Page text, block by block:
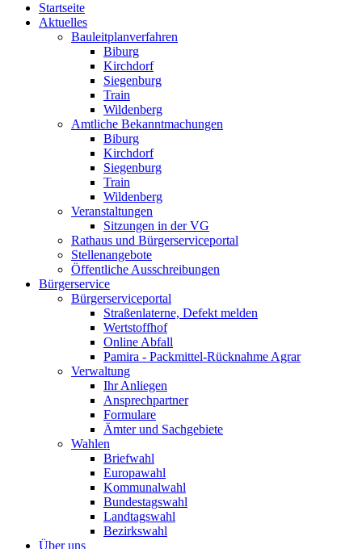
Startseite
Aktuelles
Bauleitplanverfahren
Biburg
Kirchdorf
Siegenburg
Train
Wildenberg
Amtliche Bekanntmachungen
Biburg
Kirchdorf
Siegenburg
Train
Wildenberg
Veranstaltungen
Sitzungen in der VG
Rathaus und Bürgerserviceportal
Stellenangebote
Öffentliche Ausschreibungen
Bürgerservice
Bürgerserviceportal
Straßenlaterne, Defekt melden
Wertstoffhof
Online Abfall
Pamira - Packmittel-Rücknahme Agrar
Verwaltung
Ihr Anliegen
Ansprechpartner
Formulare
Ämter und Sachgebiete
Wahlen
Briefwahl
Europawahl
Kommunalwahl
Bundestagswahl
Landtagswahl
Bezirkswahl
Über uns